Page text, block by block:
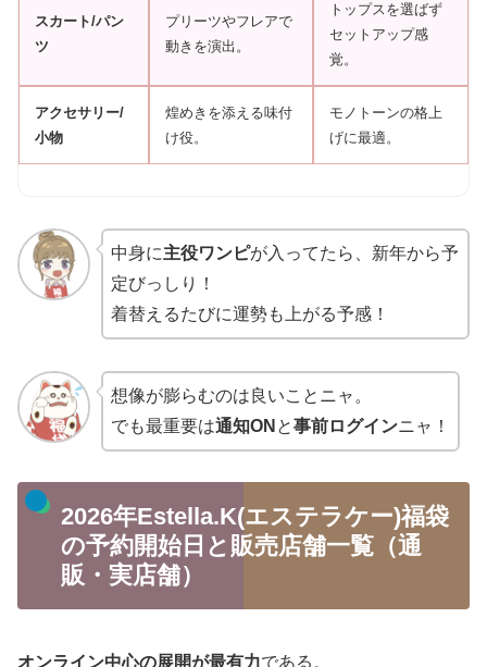
スカート/パン
ツ
プリーツやフレアで
動きを演出。
トップスを選ばず
セットアップ感
覚。
アクセサリー/
小物
煌めきを添える味付
け役。
モノトーンの格上
げに最適。
中身に主役ワンピが入ってたら、新年から予
定びっしり！
着替えるたびに運勢も上がる予感！
想像が膨らむのは良いことニャ。
でも最重要は通知ON と事前ログインニャ！
2026年Estella.K(エステラケー)福袋
の予約開始日と販売店舗一覧（通
販・実店舗）
オンライン中心の展開が最有力である。